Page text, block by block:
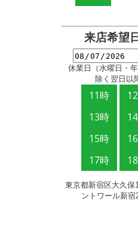
来店希望
休業日（水曜日・年
除く翌日以
東京都新宿区大久
ントワール新宿